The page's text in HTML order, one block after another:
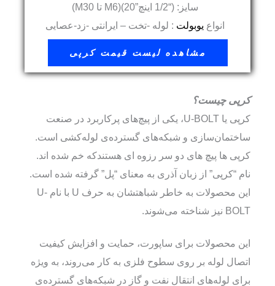
سایز: (“1/2 اینچ”20)(M6 تا M30)
انواع یوبولت : لوله -تخت – ایرانتی -زد-عصایی
مشاهده لیست قیمت کرپی
کرپی چیست؟
کرپی یا U-BOLT، یکی از پیچ‌های پرکاربرد در صنعت
ساختمان‌سازی و شبکه‌های گسترده‌ی لوله‌کشی است.
کرپی ها پیچ های دو سر رزوه ای هستندکه خم شده اند.
نام “کرپی” از زبان آذری به معنای “پل” گرفته شده است.
این محصولات به خاطر شباهتشان به حرف U با نام U-
BOLT نیز شناخته می‌شوند.
این محصولات برای ساپورت، حمایت و افزایش کیفیت
اتصال لوله بر روی سطوح فلزی به کار می‌روند، به ویژه
برای لوله‌های انتقال نفت و گاز در شبکه‌های گسترده‌ی